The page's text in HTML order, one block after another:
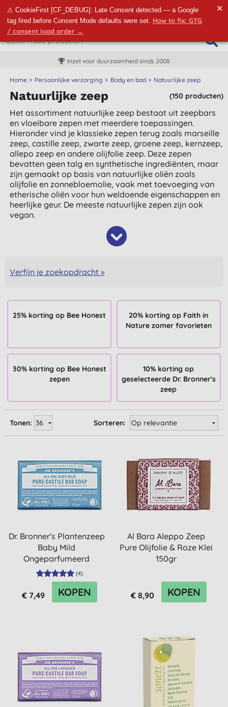
⚠ CookieFirst [CF_DEBUG]: Late Consent detected — a Google
tag fired before Consent Mode defaults were set. How to fix: GTG
/ consent load order →
✕
Inzet voor duurzaamheid sinds 2008
Home Persoonlijke verzorging Body en bad Natuurlijke zeep
(150 producten)
Natuurlijke zeep
Het assortiment natuurlijke zeep bestaat uit zeepbars
en vloeibare zepen met meerdere toepassingen.
Hieronder vind je klassieke zepen terug zoals marseille
zeep, castille zeep, zwarte zeep, groene zeep, kernzeep,
allepo zeep en andere olijfolie zeep. Deze zepen
bevatten geen talg en synthetische ingrediënten, maar
zijn gemaakt op basis van natuurlijke oliën zoals
olijfolie en zonnebloemolie, vaak met toevoeging van
etherische oliën voor hun weldoende eigenschappen en
heerlijke geur. De meeste natuurlijke zepen zijn ook
vegan.
Verfijn je zoekopdracht »
25% korting op Bee Honest
20% korting op Faith in
Nature zomer favorieten
30% korting op Bee Honest
zepen
10% korting op
geselecteerde Dr. Bronner's
zeep
Sorteren:
Tonen:
Dr. Bronner's Plantenzeep
Baby Mild
Ongeparfumeerd
(4)
€ 7,49 KOPEN
Al Bara Aleppo Zeep
Pure Olijfolie & Roze Klei
150gr
€ 8,90 KOPEN